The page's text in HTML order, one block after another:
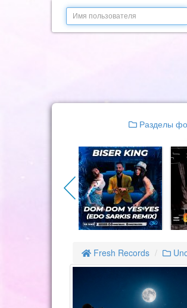
Email
Разделы
Fresh Records